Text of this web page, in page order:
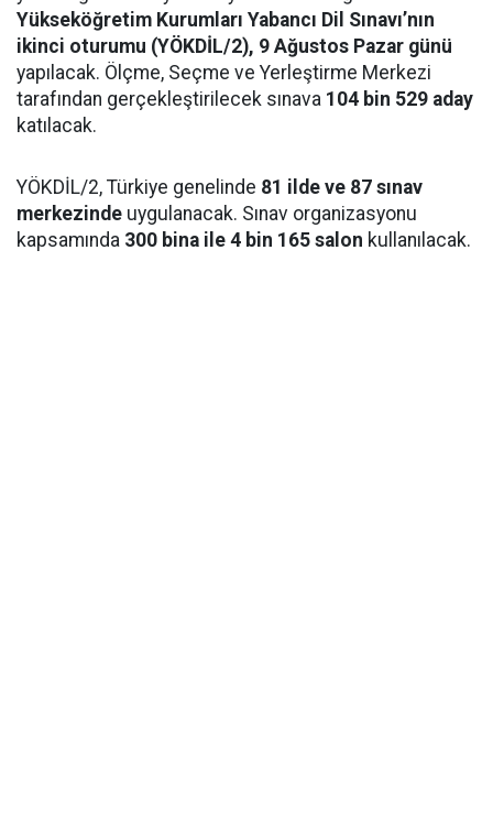
Yükseköğretim Kurumları Yabancı Dil Sınavı’nın
ikinci oturumu (YÖKDİL/2), 9 Ağustos Pazar günü
yapılacak. Ölçme, Seçme ve Yerleştirme Merkezi
tarafından gerçekleştirilecek sınava 104 bin 529 aday
katılacak.
YÖKDİL/2, Türkiye genelinde 81 ilde ve 87 sınav
merkezinde uygulanacak. Sınav organizasyonu
kapsamında 300 bina ile 4 bin 165 salon kullanılacak.